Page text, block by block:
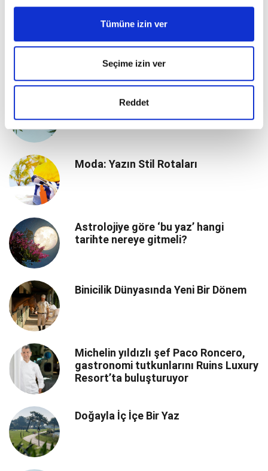
Tümüne izin ver
Seçime izin ver
Reddet
Önemi
Valizleri Tatile Hazır
Moda: Yazın Stil Rotaları
Astrolojiye göre ‘bu yaz’ hangi
tarihte nereye gitmeli?
Binicilik Dünyasında Yeni Bir Dönem
Michelin yıldızlı şef Paco Roncero,
gastronomi tutkunlarını Ruins Luxury
Resort’ta buluşturuyor
Doğayla İç İçe Bir Yaz